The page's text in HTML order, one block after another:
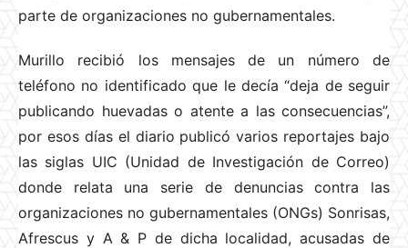
parte de organizaciones no gubernamentales.
Murillo recibió los mensajes de un número de
teléfono no identificado que le decía “deja de seguir
publicando huevadas o atente a las consecuencias”,
por esos días el diario publicó varios reportajes bajo
las siglas UIC (Unidad de Investigación de Correo)
donde relata una serie de denuncias contra las
organizaciones no gubernamentales (ONGs) Sonrisas,
Afrescus y A & P de dicha localidad, acusadas de